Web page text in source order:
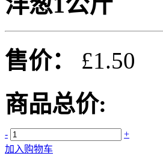
售价：
£1.50
商品总价:
-
+
加入购物车